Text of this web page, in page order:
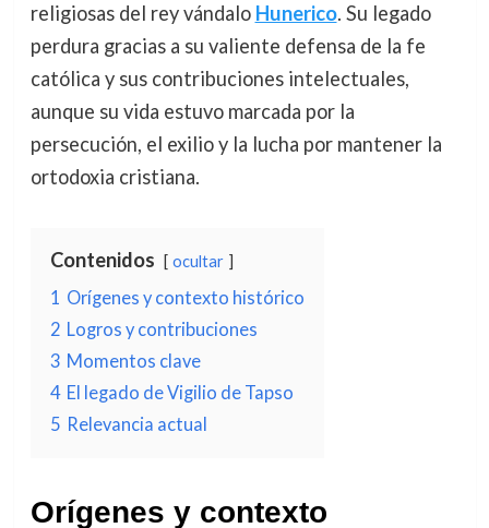
religiosas del rey vándalo Hunerico. Su legado
perdura gracias a su valiente defensa de la fe
católica y sus contribuciones intelectuales,
aunque su vida estuvo marcada por la
persecución, el exilio y la lucha por mantener la
ortodoxia cristiana.
Contenidos ocultar
1 Orígenes y contexto histórico
2 Logros y contribuciones
3 Momentos clave
4 El legado de Vigilio de Tapso
5 Relevancia actual
Orígenes y contexto